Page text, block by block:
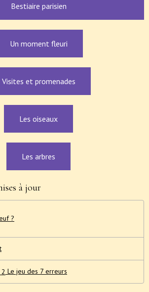
Bestiaire parisien
Un moment fleuri
Visites et promenades
Les oiseaux
Les arbres
à jour
?
Le jeu des 7 erreurs